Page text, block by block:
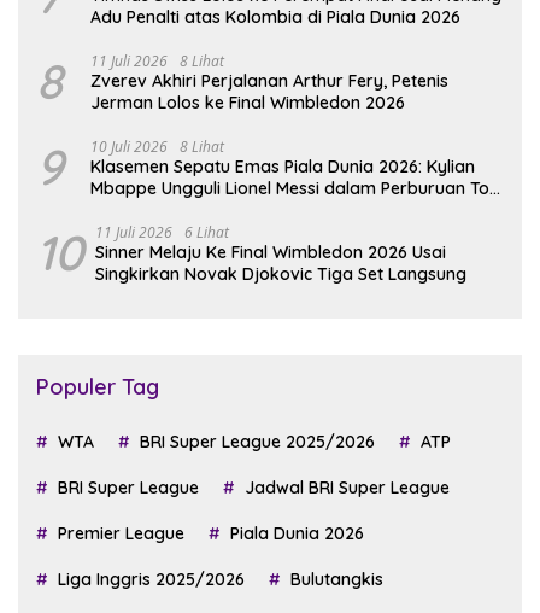
Adu Penalti atas Kolombia di Piala Dunia 2026
8 11 Juli 2026 8 Lihat
Zverev Akhiri Perjalanan Arthur Fery, Petenis
Jerman Lolos ke Final Wimbledon 2026
9 10 Juli 2026 8 Lihat
Klasemen Sepatu Emas Piala Dunia 2026: Kylian
Mbappe Ungguli Lionel Messi dalam Perburuan Top
10 11 Juli 2026 6 Lihat
Sinner Melaju Ke Final Wimbledon 2026 Usai
Singkirkan Novak Djokovic Tiga Set Langsung
Populer Tag
WTA BRI Super League 2025/2026 ATP
BRI Super League Jadwal BRI Super League
Premier League Piala Dunia 2026
Liga Inggris 2025/2026 Bulutangkis